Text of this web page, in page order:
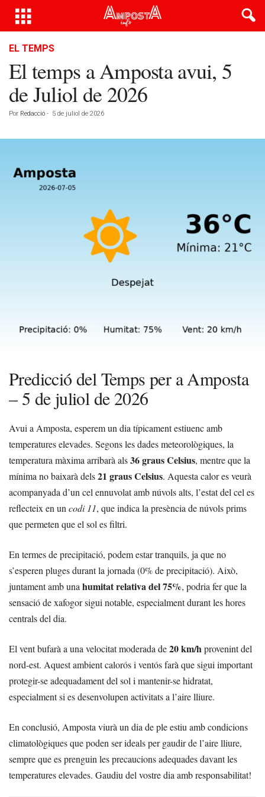
EL TEMPS
El temps a Amposta avui, 5
de Juliol de 2026
Por Redacció - 5 de juliol de 2026
Predicció del Temps per a Amposta
– 5 de juliol de 2026
Avui a Amposta, esperem un dia típicament estiuenc amb
temperatures elevades. Segons les dades meteorològiques, la
temperatura màxima arribarà als36 graus Celsius, mentre que la
mínima no baixarà dels21 graus Celsius. Aquesta calor es veurà
acompanyada d’un cel ennuvolat amb núvols alts, l’estat del cel es
reflecteix en uncodi 11, que indica la presència de núvols prims
que permeten que el sol es filtri.
En termes de precipitació, podem estar tranquils, ja que no
s’esperen pluges durant la jornada (0% de precipitació). Això,
juntament amb unahumitat relativa del 75%, podria fer que la
sensació de xafogor sigui notable, especialment durant les hores
centrals del dia.
El vent bufarà a una velocitat moderada de20 km/hprovenint del
nord-est. Aquest ambient calorós i ventós farà que sigui important
protegir-se adequadament del sol i mantenir-se hidratat,
especialment si es desenvolupen activitats a l’aire lliure.
En conclusió, Amposta viurà un dia de ple estiu amb condicions
climatològiques que poden ser ideals per gaudir de l’aire lliure,
sempre que es prenguin les precaucions adequades davant les
temperatures elevades. Gaudiu del vostre dia amb responsabilitat!